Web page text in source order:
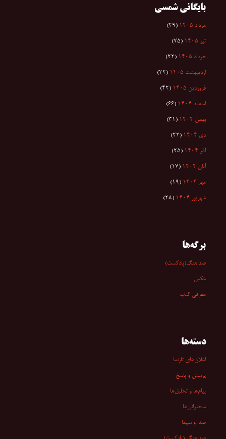
بایگانی شمسی
مرداد ۱۴۰۵ (۲۹)
تیر ۱۴۰۵ (۷۵)
خرداد ۱۴۰۵ (۲۲)
اردیبهشت ۱۴۰۵ (۲۲)
فروردین ۱۴۰۵ (۴۲)
اسفند ۱۴۰۴ (۶۶)
بهمن ۱۴۰۴ (۳۱)
دی ۱۴۰۴ (۲۲)
آذر ۱۴۰۴ (۲۵)
آبان ۱۴۰۴ (۱۷)
مهر ۱۴۰۴ (۱۹)
شهریور ۱۴۰۴ (۲۸)
برگه‌ها
صداهنگ(پادکست)
عکس
معرفی کتاب
دسته‌ها
اعلان‌های تارنما
پرسش و پاسخ
پیام‌ها و تحلیل‌ها
سخنرانی‏‏‌ها
صدا و سیما